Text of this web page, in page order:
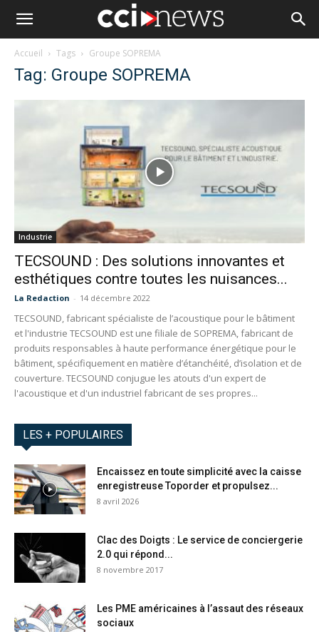
Accueil Tags Groupe SOPREMA
Tag: Groupe SOPREMA
Industrie
TECSOUND : Des solutions innovantes et
esthétiques contre toutes les nuisances...
La Redaction - 14 décembre 2022
TECSOUND, fabricant spécialiste de l’acoustique pour le bâtiment
et l'industrie TECSOUND est une filiale de SOPREMA, fabricant de
produits responsables à haute performance énergétique pour le
bâtiment, spécifiquement en matière d’étanchéité, d’isolation et de
couverture. TECSOUND conjugue les atouts d'un expert de
l'acoustique et d'un industriel fabricant de ses propres...
LES + POPULAIRES
Encaissez en toute simplicité avec la caisse
enregistreuse Toporder et propulsez...
8 avril 2026
Clac des Doigts : Le service de conciergerie
2.0 qui répond...
8 novembre 2017
Les PME américaines à l’assaut des réseaux
sociaux